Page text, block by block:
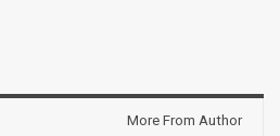
More From Author